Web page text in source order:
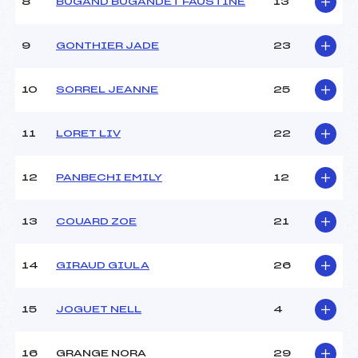
Ouvreurs C :
PIERET (SA)
12h00
MEILLEUR (SA)
Ouvreurs B :
BAPTENDIER (SA)
Ouvreurs D :
PIERET (SA)
Température arrivée :
8 BUGAND BUGANDET FAUSTINE 13
9 GONTHIER JADE 23
10 SORREL JEANNE 25
11 LORET LIV 22
12 PANBECHI EMILY 12
13 COUARD ZOE 21
14 GIRAUD GIULA 26
15 JOGUET NELL 4
16 GRANGE NORA 29